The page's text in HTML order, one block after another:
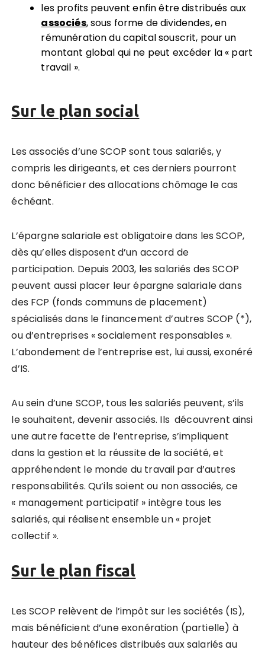
les profits peuvent enfin être distribués aux
associés, sous forme de dividendes, en
rémunération du capital souscrit, pour un
montant global qui ne peut excéder la « part
travail ».
Sur le plan social
Les associés d’une SCOP sont tous salariés, y
compris les dirigeants, et ces derniers pourront
donc bénéficier des allocations chômage le cas
échéant.
L’épargne salariale est obligatoire dans les SCOP,
dès qu’elles disposent d’un accord de
participation. Depuis 2003, les salariés des SCOP
peuvent aussi placer leur épargne salariale dans
des FCP (fonds communs de placement)
spécialisés dans le financement d’autres SCOP (*),
ou d’entreprises « socialement responsables ».
L’abondement de l’entreprise est, lui aussi, exonéré
d’IS.
Au sein d’une SCOP, tous les salariés peuvent, s’ils
le souhaitent, devenir associés. Ils découvrent ainsi
une autre facette de l’entreprise, s’impliquent
dans la gestion et la réussite de la société, et
appréhendent le monde du travail par d’autres
responsabilités. Qu’ils soient ou non associés, ce
« management participatif » intègre tous les
salariés, qui réalisent ensemble un « projet
collectif ».
Sur le plan fiscal
Les SCOP relèvent de l’impôt sur les sociétés (IS),
mais bénéficient d’une exonération (partielle) à
hauteur des bénéfices distribués aux salariés au